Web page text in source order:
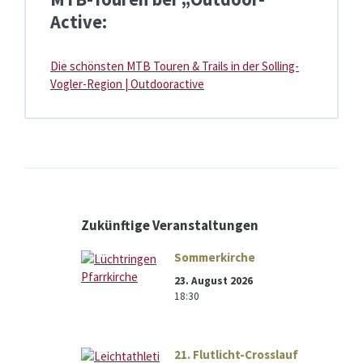
Active:
Die schönsten MTB Touren & Trails in der Solling-
Vogler-Region | Outdooractive
Zukünftige Veranstaltungen
Sommerkirche
23. August 2026
18:30
21. Flutlicht-Crosslauf